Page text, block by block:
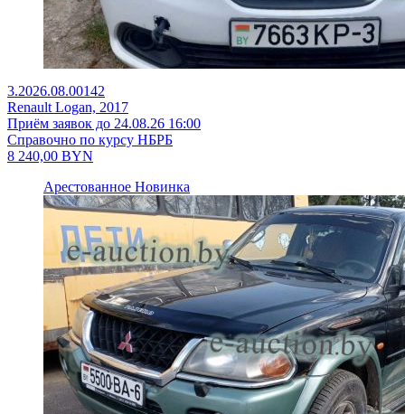
3.2026.08.00142
Renault Logan, 2017
Приём заявок до 24.08.26 16:00
Справочно по курсу НБРБ
8 240,00 BYN
Арестованное Новинка